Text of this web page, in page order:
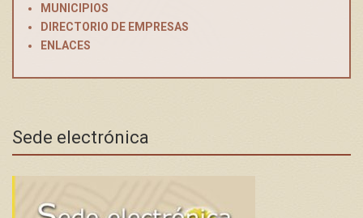
MUNICIPIOS
DIRECTORIO DE EMPRESAS
ENLACES
Sede electrónica